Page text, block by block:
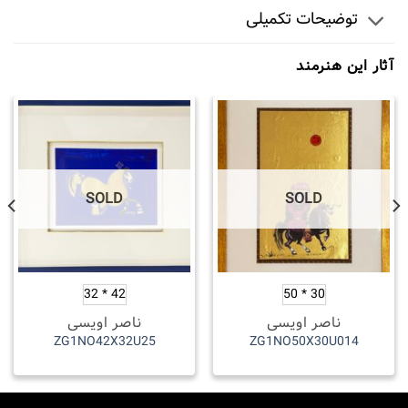
سلجوقی و قاجار به طور مستقیم در آثارش استفاده کرده
نقاشی ایران پدید آورده است.این هنرمند نقاش در آثارش،
به نقاشی معروف است که شعر هایش را نقاشی می کند.
توضیحات تکمیلی
آثار این هنرمند
SOLD
30 * 50
ناصر اویسی
ZG1NO50X30U014
SOLD
42 * 32
ناصر اویسی
ZG1NO42X32U25